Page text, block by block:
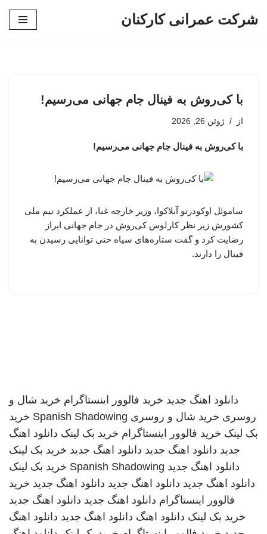
شرکت عمرانی کارکنان
با کی‌روش به فینال جام جهانی می‌رسیم!
از ژوئن 26, 2026
با کی‌روش به فینال جام جهانی می‌رسیم!
ساموئل اوکودزتو آبلاکوا، وزیر خارجه غنا، از عملکرد تیم ملی
کشورش زیر نظر کارلوس کی‌روش در جام جهانی ابراز
رضایت کرد و گفت ستاره‌های سیاه حتی توانایی رسیدن به
فینال را دارند.
دانلود اهنگ جدید خرید فالوور اینستاگرام خرید شال و
روسری خرید شال و روسری Spanish Shadowing خرید
بک لینک خرید فالوور اینستاگرام خرید بک لینک دانلود اهنگ
جدید دانلود اهنگ جدید دانلود اهنگ جدید خرید بک لینک
دانلود اهنگ جدید Spanish Shadowing خرید بک لینک
دانلود اهنگ جدید دانلود اهنگ جدید دانلود اهنگ جدید خرید
فالوور اینستاگرام دانلود اهنگ جدید دانلود اهنگ جدید
خرید بک لینک دانلود اهنگ دانلود اهنگ جدید دانلود اهنگ